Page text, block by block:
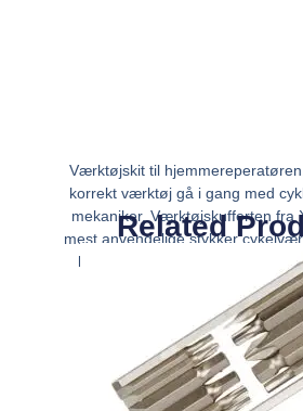
Værktøjskit til
korrekt værktøj gå i gang med
mekaniker. Værktøjskufferten fra
mest anvendelige stykker
kraftig kuffert til dig, der selv
Related